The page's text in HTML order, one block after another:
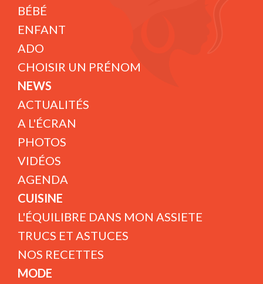
BÉBÉ
ENFANT
ADO
CHOISIR UN PRÉNOM
NEWS
ACTUALITÉS
A L'ÉCRAN
PHOTOS
VIDÉOS
AGENDA
CUISINE
L'ÉQUILIBRE DANS MON ASSIETE
TRUCS ET ASTUCES
NOS RECETTES
MODE